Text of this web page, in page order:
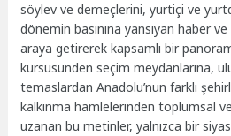
söylev ve demeçlerini, yurtiçi ve
dönemin basınına yansıyan haber
araya getirerek kapsamlı bir
kürsüsünden seçim meydanlarına,
temaslardan Anadolu’nun farklı
kalkınma hamlelerinden toplumsal
uzanan bu metinler, yalnızca bir